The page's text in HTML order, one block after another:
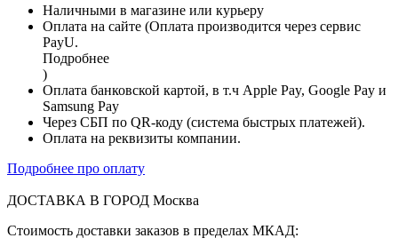
Наличными в магазине или курьеру
Оплата на сайте (Оплата производится через сервис
PayU.
Подробнее
)
Оплата банковской картой, в т.ч Apple Pay, Google Pay и
Samsung Pay
Через СБП по QR-коду (система быстрых платежей).
Оплата на реквизиты компании.
Подробнее про оплату
ДОСТАВКА В ГОРОД Москва
Стоимость доставки заказов в пределах МКАД: